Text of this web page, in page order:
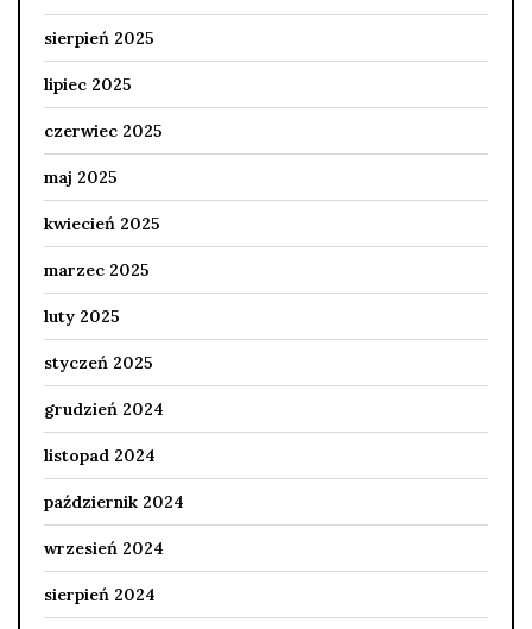
sierpień 2025
lipiec 2025
czerwiec 2025
maj 2025
kwiecień 2025
marzec 2025
luty 2025
styczeń 2025
grudzień 2024
listopad 2024
październik 2024
wrzesień 2024
sierpień 2024